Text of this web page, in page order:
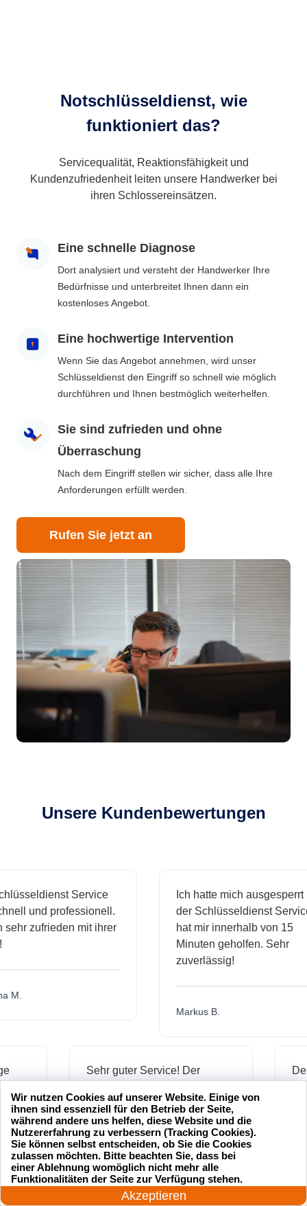
Notschlüsseldienst, wie
funktioniert das?
Servicequalität, Reaktionsfähigkeit und
Kundenzufriedenheit leiten unsere Handwerker bei
ihren Schlossereinsätzen.
Eine schnelle Diagnose
Dort analysiert und versteht der Handwerker Ihre
Bedürfnisse und unterbreitet Ihnen dann ein
kostenloses Angebot.
Eine hochwertige Intervention
Wenn Sie das Angebot annehmen, wird unser
Schlüsseldienst den Eingriff so schnell wie möglich
durchführen und Ihnen bestmöglich weiterhelfen.
Sie sind zufrieden und ohne
Überraschung
Nach dem Eingriff stellen wir sicher, dass alle Ihre
Anforderungen erfüllt werden.
Rufen Sie jetzt an
Unsere Kundenbewertungen
Service
und professionell.
zufrieden mit ihrer
Ich hatte mich ausgesperrt und
der Schlüsseldienst Service
hat mir innerhalb von 15
Minuten geholfen. Sehr
zuverlässig!
Markus B.
Sehr guter Service! Der
und hat mir schnell geholfen,
als ich meine Schlüssel
verloren hatte.
Jonas M.
24 Stunden am Tag
Akzeptieren
Wir nutzen Cookies auf unserer Website. Einige von
ihnen sind essenziell für den Betrieb der Seite,
während andere uns helfen, diese Website und die
Nutzererfahrung zu verbessern (Tracking Cookies).
Sie können selbst entscheiden, ob Sie die Cookies
zulassen möchten. Bitte beachten Sie, dass bei
einer Ablehnung womöglich nicht mehr alle
Funktionalitäten der Seite zur Verfügung stehen.